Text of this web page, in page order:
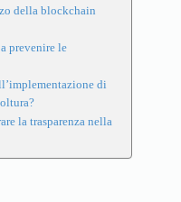
della blockchain
prevenire le
di
la trasparenza nella